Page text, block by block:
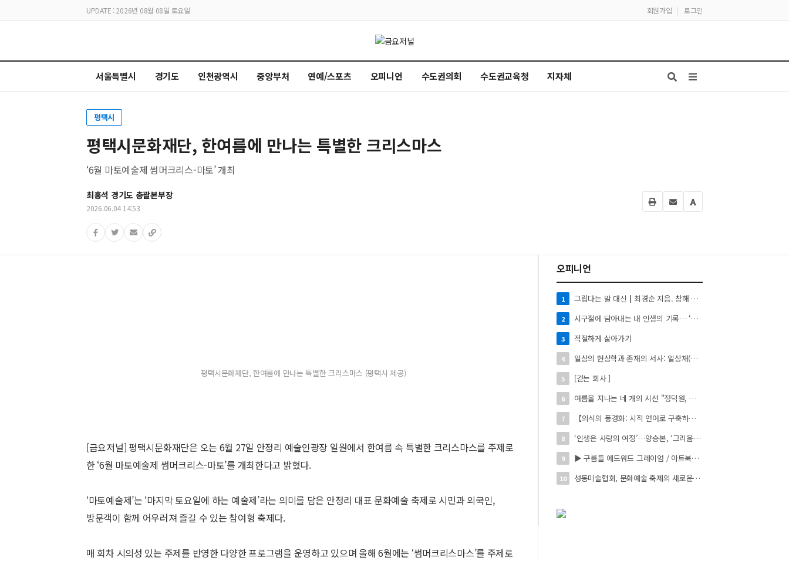
UPDATE : 2026년 08월 08일 토요일 회원가입 | 로그인
서울특별시 경기도 인천광역시 중앙부처 연예/스포츠 오피니언 수도권의회 수도권교육청 지자체
평택시
평택시문화재단, 한여름에 만나는 특별한 크리스마스
‘6월 마토예술제 썸머크리스-마토’ 개최
최홍석 경기도 총괄본부장
2026.06.04 14:53
평택시문화재단, 한여름에 만나는 특별한 크리스마스 (평택시 제공)
[금요저널] 평택시문화재단은 오는 6월 27일 안정리 예술인광장 일원에서 한여름 속 특별한 크리스마스를 주제로
한 ‘6월 마토예술제 썸머크리스-마토’를 개최한다고 밝혔다.
‘마토예술제’는 ‘마지막 토요일에 하는 예술제’라는 의미를 담은 안정리 대표 문화예술 축제로 시민과 외국인,
방문객이 함께 어우러져 즐길 수 있는 참여형 축제다.
매 회차 시의성 있는 주제를 반영한 다양한 프로그램을 운영하고 있으며 올해 6월에는 ‘썸머크리스마스’를 주제로
오피니언
1 그립다는 말 대신┃최경순 지음. 창해 펴냄. 136쪽. 1만4천원
2 시구절에 담아내는 내 인생의 기록… ‘시로 쓰는 자서전’
3 적절하게 살아가기
4 일상의 현상학과 존재의 서사: 일상재(日常材)의 시적 환치와 자아 성찰】
5 [걷는 회사 ]
6 여름을 지나는 네 개의 시선 "정덕원, 나지윤, 민선홍, 정윤하 작가" 4인 展
7 【의식의 풍경화: 시적 언어로 구축하는 실존의 미학】
8 ‘인생은 사랑의 여정’…양승본, ‘그리움의 빛’
9 ▶ 구름들 에드워드 그레이엄 / 아트북스 / 288쪽
10 성동미술협회, 문화예술 축제의 새로운 시작 ‘2026 서울숲 국제 아트 페스타’ 개최